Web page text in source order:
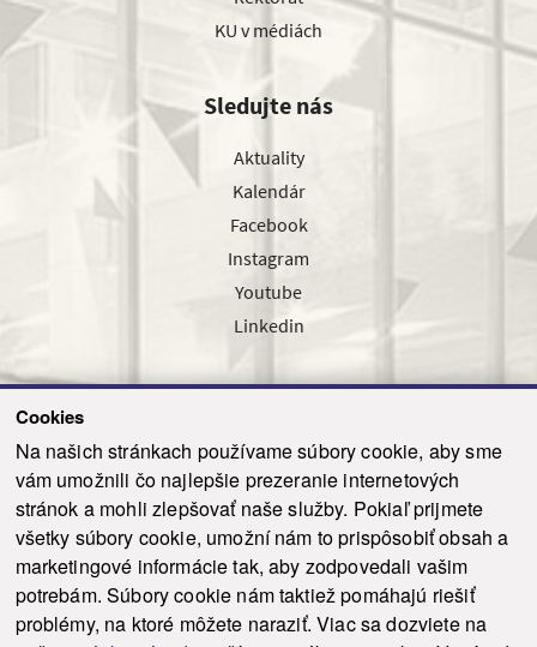
Cookies
Na našich stránkach používame súbory cookie, aby sme
vám umožnili čo najlepšie prezeranie internetových
stránok a mohli zlepšovať naše služby. Pokiaľ prijmete
všetky súbory cookie, umožní nám to prispôsobiť obsah a
marketingové informácie tak, aby zodpovedali vašim
potrebám. Súbory cookie nám taktiež pomáhajú riešiť
problémy, na ktoré môžete naraziť. Viac sa dozviete na
KU v médiách
Sledujte nás
Aktuality
Kalendár
Facebook
Instagram
Youtube
Linkedin
Odoslať